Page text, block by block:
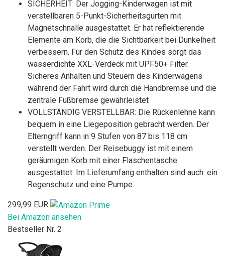
SICHERHEIT: Der Jogging-Kinderwagen ist mit
verstellbaren 5-Punkt-Sicherheitsgurten mit
Magnetschnalle ausgestattet. Er hat reflektierende
Elemente am Korb, die die Sichtbarkeit bei Dunkelheit
verbessern. Für den Schutz des Kindes sorgt das
wasserdichte XXL-Verdeck mit UPF50+ Filter.
Sicheres Anhalten und Steuern des Kinderwagens
während der Fahrt wird durch die Handbremse und die
zentrale Fußbremse gewährleistet
VOLLSTÄNDIG VERSTELLBAR: Die Rückenlehne kann
bequem in eine Liegeposition gebracht werden. Der
Elterngriff kann in 9 Stufen von 87 bis 118 cm
verstellt werden. Der Reisebuggy ist mit einem
geräumigen Korb mit einer Flaschentasche
ausgestattet. Im Lieferumfang enthalten sind auch: ein
Regenschutz und eine Pumpe.
299,99 EUR
Bei Amazon ansehen
Bestseller Nr. 2